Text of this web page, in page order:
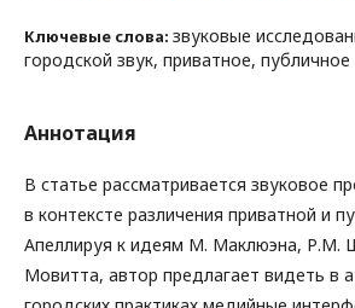
Ключевые слова: звуковые
городской звук, приватное, публичное
Аннотация
В статье рассматривается звуковое
в контексте различения приватной и
Апеллируя к идеям М. Маклюэна, Р.М.
Мовитта, автор предлагает видеть в